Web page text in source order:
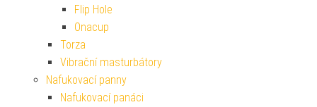
Flip Hole
Onacup
Torza
Vibrační masturbátory
Nafukovací panny
Nafukovací panáci